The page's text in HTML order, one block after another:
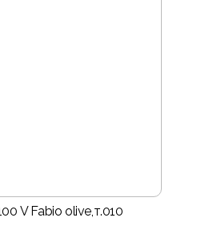
V Fabio olive,т.010